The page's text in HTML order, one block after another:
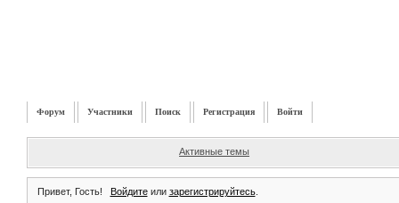
Форум Участники Поиск Регистрация Войти
Активные темы
Привет, Гость! Войдитеили зарегистрируйтесь.